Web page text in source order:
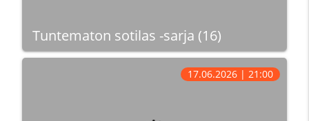
Tuntematon sotilas -sarja (16)
17.06.2026 | 21:00